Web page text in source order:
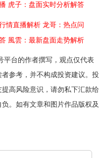
虎子：盘面实时分析解答
情直播解析 龙哥：热点问
風雲：最新盘面走势解析
平台的作者撰写，观点仅代表
参考，并不构成投资建议。投
高风险意识，请勿私下汇款给
。如有文章和图片作品版权及